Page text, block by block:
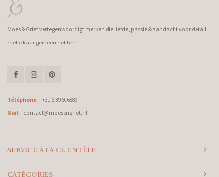
Moes & Griet vertegenwoordigt merken die liefde, passie & aandacht voor detail
met elkaar gemeen hebben.
Téléphone
+31 6 39606889
Mail
contact@moesengriet.nl
SERVICE À LA CLIENTÈLE
CATÉGORIES